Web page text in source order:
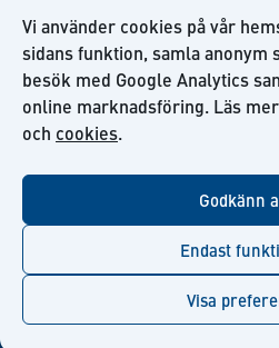
Vi använder cookies på vår
sidans funktion, samla anonym
besök med Google Analytics
online marknadsföring. Läs
och cookies.
Godkänn
Endast
Visa
Anmäl dig till vårt nyhetsbrev